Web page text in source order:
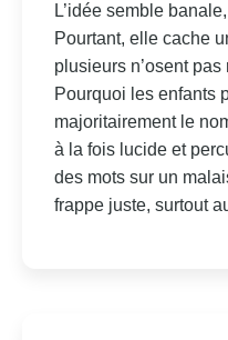
L’idée semble
Pourtant, elle cache
plusieurs n’osent
Pourquoi les enfants
majoritairement le
à la fois lucide et
des mots sur un
frappe juste, surtout